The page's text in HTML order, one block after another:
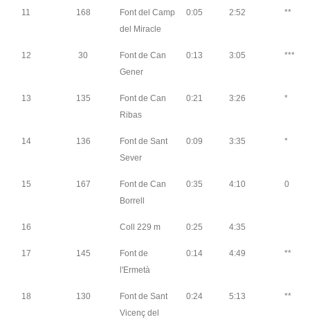
11 168
Font del Camp
del Miracle
0:05 2:52 **
12 30
Font de Can
Gener
0:13 3:05 ***
13 135
Font de Can
Ribas
0:21 3:26 *
14 136
Font de Sant
Sever
0:09 3:35 *
15 167
Font de Can
Borrell
0:35 4:10 0
16 Coll 229 m 0:25 4:35
17 145
Font de
l'Ermetà
0:14 4:49 **
18 130
Font de Sant
Vicenç del
0:24 5:13 **